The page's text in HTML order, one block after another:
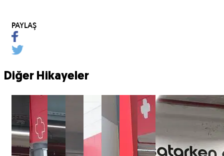
PAYLAŞ
Diğer Hikayeler